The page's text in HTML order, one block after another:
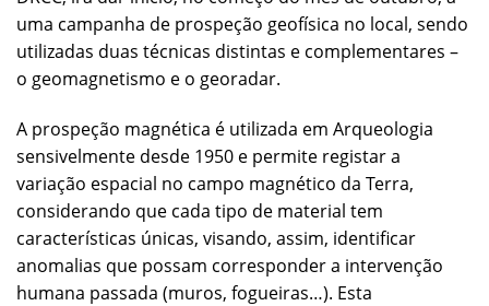
uma campanha de prospeção geofísica no local, sendo
utilizadas duas técnicas distintas e complementares –
o geomagnetismo e o georadar.
A prospeção magnética é utilizada em Arqueologia
sensivelmente desde 1950 e permite registar a
variação espacial no campo magnético da Terra,
considerando que cada tipo de material tem
características únicas, visando, assim, identificar
anomalias que possam corresponder a intervenção
humana passada (muros, fogueiras…). Esta